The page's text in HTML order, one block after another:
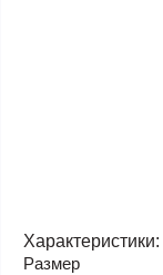
Характеристики:
Размер